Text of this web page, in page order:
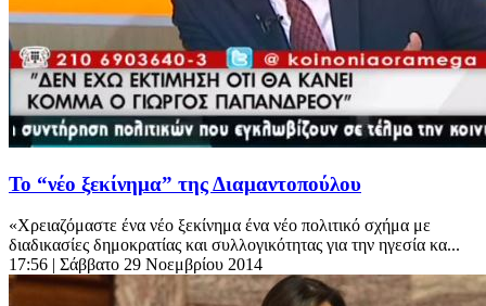
Το “νέο ξεκίνημα” της Διαμαντοπούλου
«Χρειαζόμαστε ένα νέο ξεκίνημα ένα νέο πολιτικό σχήμα με
διαδικασίες δημοκρατίας και συλλογικότητας για την ηγεσία κα...
17:56 | Σάββατο 29 Νοεμβρίου 2014